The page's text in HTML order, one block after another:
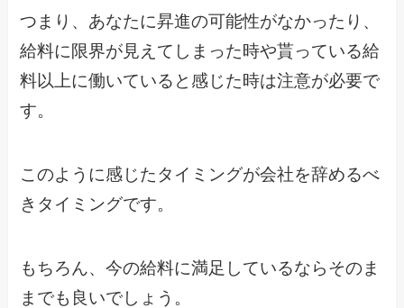
つまり、あなたに昇進の可能性がなかったり、
給料に限界が見えてしまった時や貰っている給
料以上に働いていると感じた時は注意が必要で
す。
このように感じたタイミングが会社を辞めるべ
きタイミングです。
もちろん、今の給料に満足しているならそのま
までも良いでしょう。